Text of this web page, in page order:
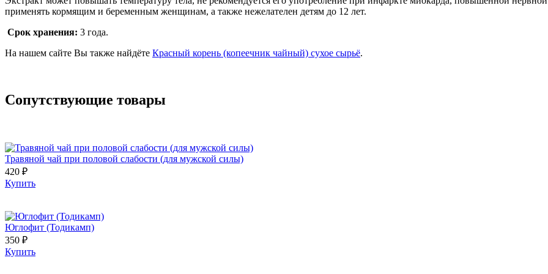
применять кормящим и беременным женщинам, а также нежелателен детям до 12 лет.
Срок хранения: 3 года.
На нашем сайте Вы также найдёте Красный корень (копеечник чайный) сухое сырьё.
Сопутствующие товары
Травяной чай при половой слабости (для мужской силы)
420 ₽
Купить
Юглофит (Тодикамп)
350 ₽
Купить